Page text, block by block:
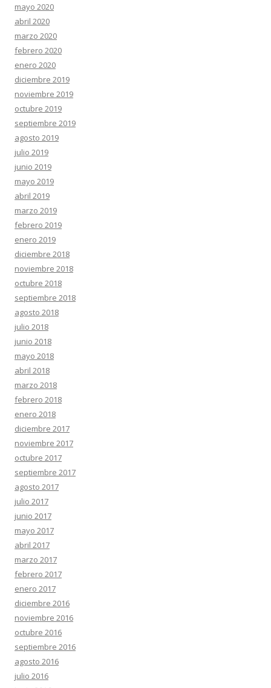
mayo 2020
abril 2020
marzo 2020
febrero 2020
enero 2020
diciembre 2019
noviembre 2019
octubre 2019
septiembre 2019
agosto 2019
julio 2019
junio 2019
mayo 2019
abril 2019
marzo 2019
febrero 2019
enero 2019
diciembre 2018
noviembre 2018
octubre 2018
septiembre 2018
agosto 2018
julio 2018
junio 2018
mayo 2018
abril 2018
marzo 2018
febrero 2018
enero 2018
diciembre 2017
noviembre 2017
octubre 2017
septiembre 2017
agosto 2017
julio 2017
junio 2017
mayo 2017
abril 2017
marzo 2017
febrero 2017
enero 2017
diciembre 2016
noviembre 2016
octubre 2016
septiembre 2016
agosto 2016
julio 2016